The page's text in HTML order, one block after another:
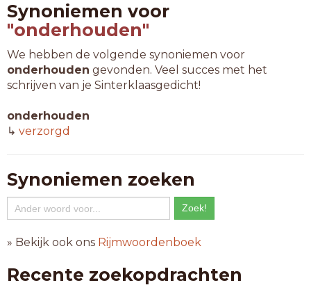
Synoniemen voor
"onderhouden"
We hebben de volgende synoniemen voor
onderhouden gevonden. Veel succes met het
schrijven van je Sinterklaasgedicht!
onderhouden
↳ verzorgd
Synoniemen zoeken
» Bekijk ook ons Rijmwoordenboek
Recente zoekopdrachten